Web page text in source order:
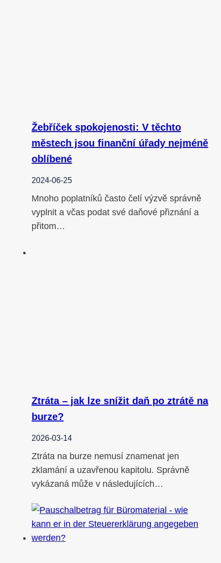
Žebříček spokojenosti: V těchto
městech jsou finanční úřady nejméně
oblíbené
2024-06-25
Mnoho poplatníků často čelí výzvě správně
vyplnit a včas podat své daňové přiznání a
přitom…
Ztráta – jak lze snížit daň po ztrátě na
burze?
2026-03-14
Ztráta na burze nemusí znamenat jen
zklamání a uzavřenou kapitolu. Správně
vykázaná může v následujících…